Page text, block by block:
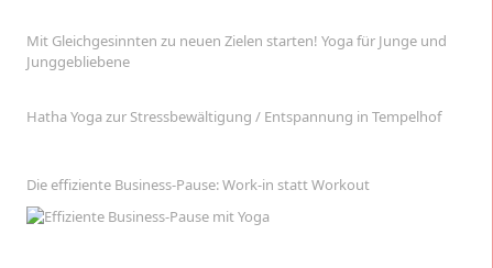
Mit Gleichgesinnten zu neuen Zielen starten! Yoga für Junge und
Junggebliebene
Hatha Yoga zur Stressbewältigung / Entspannung in Tempelhof
Die effiziente Business-Pause: Work-in statt Workout